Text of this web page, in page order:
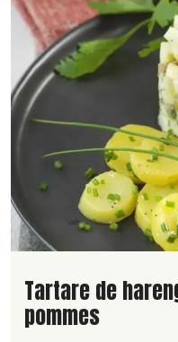
Lire la suite de
Tartare de
pommes